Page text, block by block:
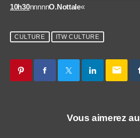
10h30nnnnnO.Nottale«
CULTURE ITW CULTURE
email
Vous aimerez